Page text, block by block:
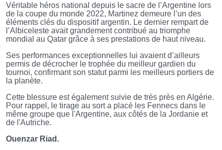
Véritable héros national depuis le sacre de l’Argentine lors
de la coupe du monde 2022, Martinez demeure l’un des
éléments clés du dispositif argentin. Le dernier rempart de
l’Albiceleste avait grandement contribué au triomphe
mondial au Qatar grâce à ses prestations de haut niveau.
Ses performances exceptionnelles lui avaient d’ailleurs
permis de décrocher le trophée du meilleur gardien du
tournoi, confirmant son statut parmi les meilleurs portiers de
la planète.
Cette blessure est également suivie de très près en Algérie.
Pour rappel, le tirage au sort a placé les Fennecs dans le
même groupe que l'Argentine, aux côtés de la Jordanie et
de l'Autriche.
Ouenzar Riad.